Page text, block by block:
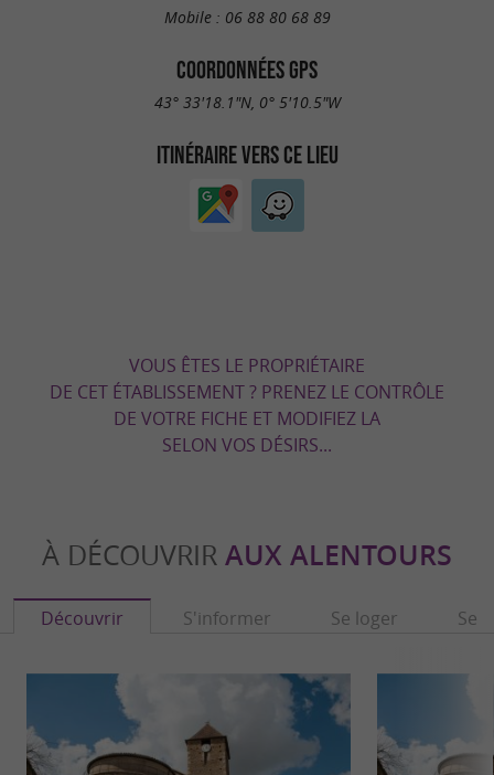
Mobile : 06 88 80 68 89
COORDONNÉES GPS
43° 33'18.1"N, 0° 5'10.5"W
ITINÉRAIRE VERS CE LIEU
VOUS ÊTES LE PROPRIÉTAIRE
DE CET ÉTABLISSEMENT ? PRENEZ LE CONTRÔLE
DE VOTRE FICHE ET MODIFIEZ LA
SELON VOS DÉSIRS...
À DÉCOUVRIR AUX ALENTOURS
Découvrir S'informer Se loger Se